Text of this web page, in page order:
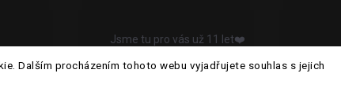
Dalším procházením tohoto webu vyjadřujete souhlas s jejich
Jsme tu pro vás už 11 let❤️